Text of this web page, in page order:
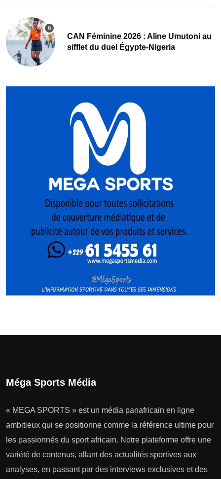
‎CAN Féminine 2026 : Aline Umutoni au
sifflet du duel Égypte-Nigeria
Méga Sports Média
« MEGA SPORTS » est un média panafricain en ligne
ambitieux qui se positionne comme la référence ultime pour
les passionnés du sport africain. Notre plateforme offre une
variété de contenus, allant des actualités sportives aux
analyses, en passant par des interviews exclusives et des